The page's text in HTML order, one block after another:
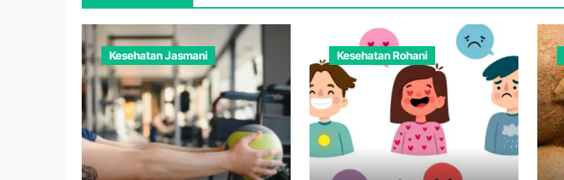
Kesehatan Jasmani Kesehatan Rohani